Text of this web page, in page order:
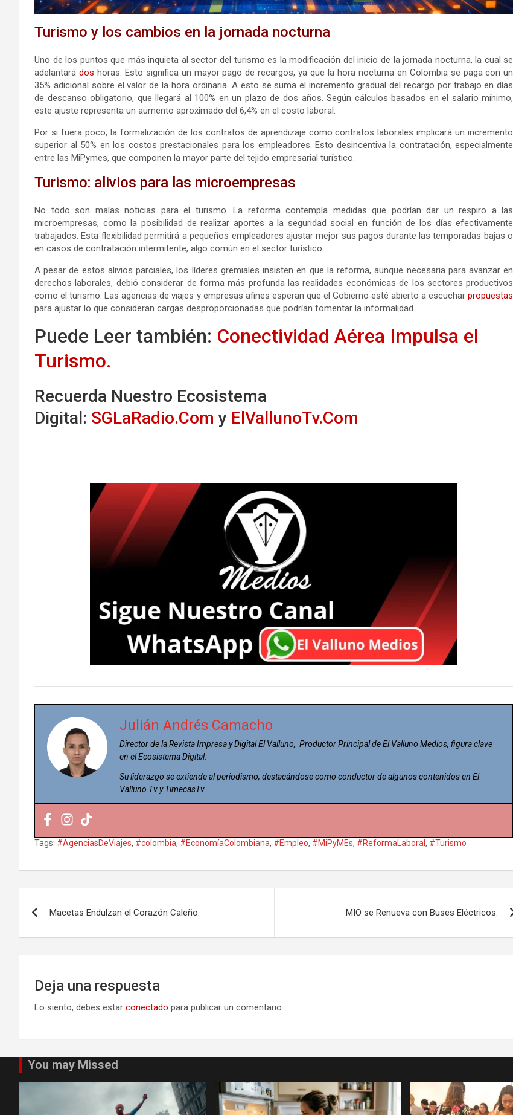
Turismo y los cambios en la jornada nocturna
Uno de los puntos que más inquieta al sector del turismo es la modificación del inicio de la jornada nocturna, la cual se
adelantará dos horas. Esto significa un mayor pago de recargos, ya que la hora nocturna en Colombia se paga con un
35% adicional sobre el valor de la hora ordinaria. A esto se suma el incremento gradual del recargo por trabajo en días
de descanso obligatorio, que llegará al 100% en un plazo de dos años. Según cálculos basados en el salario mínimo,
este ajuste representa un aumento aproximado del 6,4% en el costo laboral.
Por si fuera poco, la formalización de los contratos de aprendizaje como contratos laborales implicará un incremento
superior al 50% en los costos prestacionales para los empleadores. Esto desincentiva la contratación, especialmente
entre las MiPymes, que componen la mayor parte del tejido empresarial turístico.
Turismo: alivios para las microempresas
No todo son malas noticias para el turismo. La reforma contempla medidas que podrían dar un respiro a las
microempresas, como la posibilidad de realizar aportes a la seguridad social en función de los días efectivamente
trabajados. Esta flexibilidad permitirá a pequeños empleadores ajustar mejor sus pagos durante las temporadas bajas o
en casos de contratación intermitente, algo común en el sector turístico.
A pesar de estos alivios parciales, los líderes gremiales insisten en que la reforma, aunque necesaria para avanzar en
derechos laborales, debió considerar de forma más profunda las realidades económicas de los sectores productivos
como el turismo. Las agencias de viajes y empresas afines esperan que el Gobierno esté abierto a escucharpropuestas
para ajustar lo que consideran cargas desproporcionadas que podrían fomentar la informalidad.
Puede Leer también: Conectividad Aérea Impulsa el
Turismo.
Recuerda Nuestro Ecosistema
Digital: SGLaRadio.Com y ElVallunoTv.Com
Julián Andrés Camacho
Director de la Revista Impresa y Digital El Valluno, Productor Principal de El Valluno Medios, figura clave
en el Ecosistema Digital.
Su liderazgo se extiende al periodismo, destacándose como conductor de algunos contenidos en El
Valluno Tv y TimecasTv.
Tags: #AgenciasDeViajes, #colombia, #EconomíaColombiana, #Empleo, #MiPyMEs, #ReformaLaboral, #Turismo
Macetas Endulzan el Corazón Caleño. MIO se Renueva con Buses Eléctricos.
Deja una respuesta
Lo siento, debes estar conectado para publicar un comentario.
You may Missed